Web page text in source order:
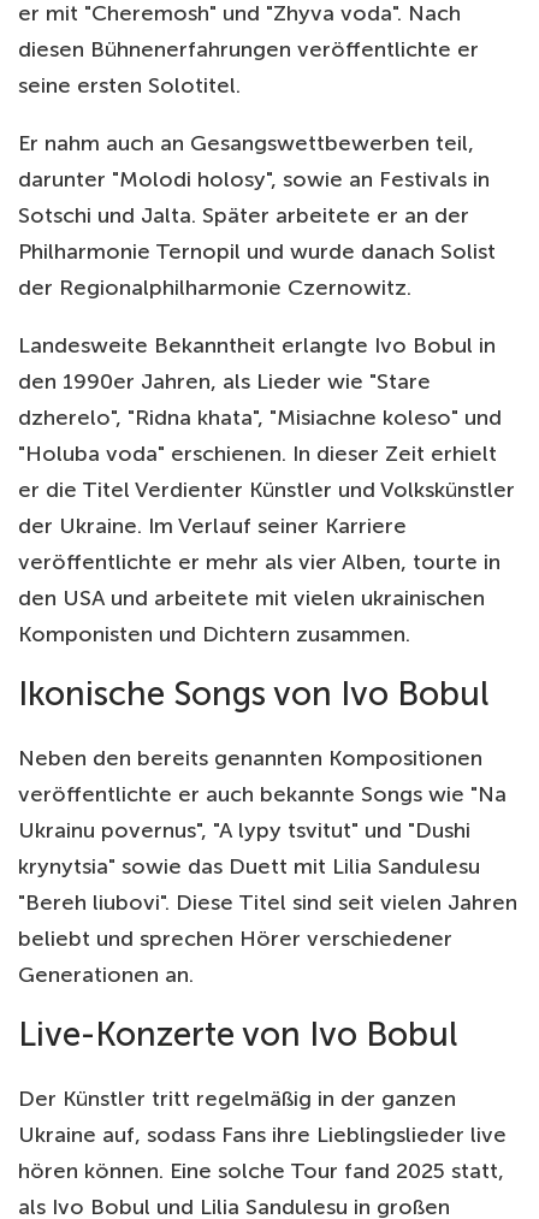
er mit "Cheremosh" und "Zhyva voda". Nach
diesen Bühnenerfahrungen veröffentlichte er
seine ersten Solotitel.
Er nahm auch an Gesangswettbewerben teil,
darunter "Molodi holosy", sowie an Festivals in
Sotschi und Jalta. Später arbeitete er an der
Philharmonie Ternopil und wurde danach Solist
der Regionalphilharmonie Czernowitz.
Landesweite Bekanntheit erlangte Ivo Bobul in
den 1990er Jahren, als Lieder wie "Stare
dzherelo", "Ridna khata", "Misiachne koleso" und
"Holuba voda" erschienen. In dieser Zeit erhielt
er die Titel Verdienter Künstler und Volkskünstler
der Ukraine. Im Verlauf seiner Karriere
veröffentlichte er mehr als vier Alben, tourte in
den USA und arbeitete mit vielen ukrainischen
Komponisten und Dichtern zusammen.
Ikonische Songs von Ivo Bobul
Neben den bereits genannten Kompositionen
veröffentlichte er auch bekannte Songs wie "Na
Ukrainu povernus", "A lypy tsvitut" und "Dushi
krynytsia" sowie das Duett mit Lilia Sandulesu
"Bereh liubovi". Diese Titel sind seit vielen Jahren
beliebt und sprechen Hörer verschiedener
Generationen an.
Live-Konzerte von Ivo Bobul
Der Künstler tritt regelmäßig in der ganzen
Ukraine auf, sodass Fans ihre Lieblingslieder live
hören können. Eine solche Tour fand 2025 statt,
als Ivo Bobul und Lilia Sandulesu in großen